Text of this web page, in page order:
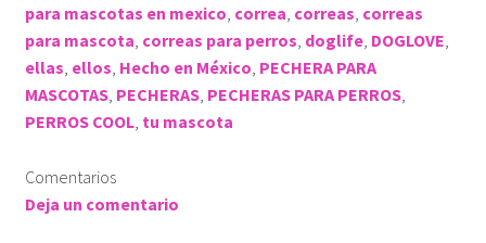
para mascotas en mexico correa correas correas
para mascota correas para perros doglife, DOGLOVE
ellas ellos Hecho en México PECHERA PARA
MASCOTAS, PECHERAS, PECHERAS PARA PERROS,
PERROS COOL, tu mascota
Comentarios
Deja un comentario